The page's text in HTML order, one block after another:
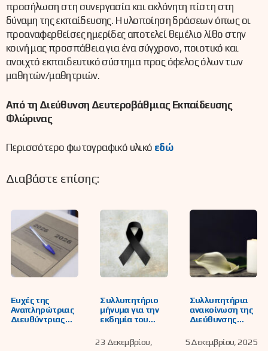
προσήλωση στη συνεργασία και ακλόνητη πίστη στη
δύναμη της εκπαίδευσης. Η υλοποίηση δράσεων όπως οι
προαναφερθείσες ημερίδες αποτελεί θεμέλιο λίθο στην
κοινή μας προσπάθεια για ένα σύγχρονο, ποιοτικό και
ανοιχτό εκπαιδευτικό σύστημα προς όφελος όλων των
μαθητών/μαθητριών.
Από τη Διεύθυνση Δευτεροβάθμιας Εκπαίδευσης
Φλώρινας
Περισσότερο φωτογραφικό υλικό εδώ
Διαβάστε επίσης:
Ευχές της
Αναπληρώτριας
Διευθύντριας
Συλλυπητήριο
μήνυμα για την
εκδημία του
Γεωργίου
Πετρόπουλου
23 Δεκεμβρίου,
Συλλυπητήρια
ανακοίνωση της
Διεύθυνσης
ς Εκπαίδευσης
Φλώρινας
5 Δεκεμβρίου, 2025